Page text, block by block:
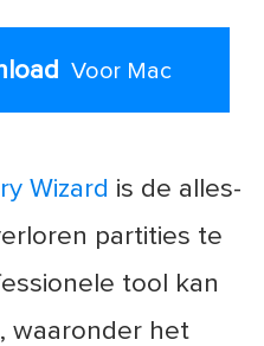
Voor Mac
Wizard is de alles-
partities te
tool kan
waaronder het